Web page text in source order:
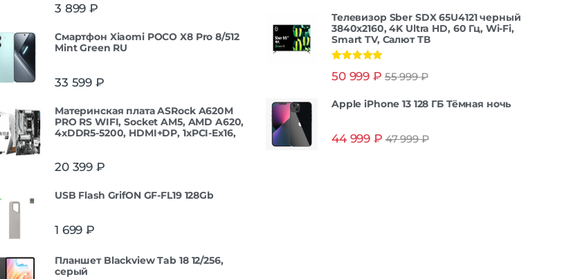
3 899 ₽
Смартфон Xiaomi POCO X8 Pro 8/512
Mint Green RU
33 599 ₽
Материнская плата ASRock A620M
PRO RS WIFI, Socket AM5, AMD A620,
4xDDR5-5200, HDMI+DP, 1xPCI-Ex16,
20 399 ₽
USB Flash GrifON GF-FL19 128Gb
1 699 ₽
Планшет Blackview Tab 18 12/256,
серый
Телевизор Sber SDX 65U4121 черный
3840x2160, 4K Ultra HD, 60 Гц, Wi-Fi,
Smart TV, Салют ТВ
из 5
50 999 ₽ 55 999₽
Apple iPhone 13 128 ГБ Тёмная ночь
44 999 ₽ 47 999₽